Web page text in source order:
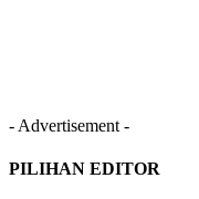
- Advertisement -
PILIHAN EDITOR